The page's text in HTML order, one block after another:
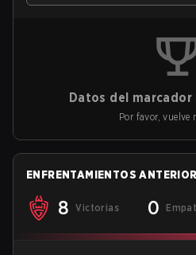
Datos del
Por favor, vuelve
ENFRENTAMIENTOS
8 Victorias 0